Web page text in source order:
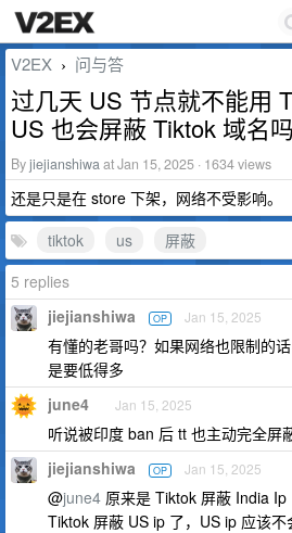
V2EX › 问与答
过几天 US 节点就不能用
US 也会屏蔽 Tiktok 域名吗
Byjiejianshiwaat Jan 15, 2025 · 1634 views
还是只是在 store 下架，网络不受影响。
tiktok
us
屏蔽
5 replies
jiejianshiwa OP Jan 15, 2025
有懂的老哥吗？如果网络也限制的
是要低得多
june4 Jan 15, 2025
听说被印度 ban 后 tt 也主动完全屏
jiejianshiwa OP Jan 15, 2025
@june4 原来是 Tiktok 屏蔽 India
Tiktok 屏蔽 US ip 了，US ip 应该不